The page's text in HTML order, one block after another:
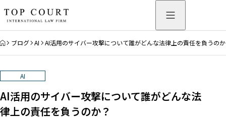
HOME
ブログ AI AI活用のサイバー攻撃について誰がどんな法律上の責任を負うの
AI
AI活用のサイバー攻撃について誰がどんな法
律上の責任を負うのか？